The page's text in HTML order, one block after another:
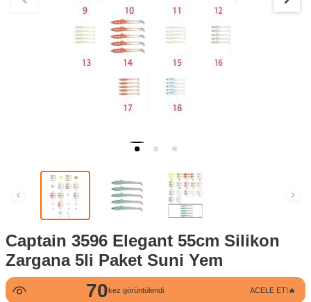
Captain 3596 Elegant 55cm Silikon
Zargana 5li Paket Suni Yem
70kez görüntülendi ACELE ET!🔥